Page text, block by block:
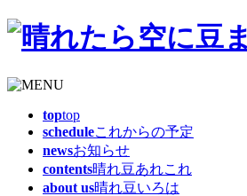
toptop
scheduleこれからの予定
newsお知らせ
contents晴れ豆あれこれ
about us晴れ豆いろは